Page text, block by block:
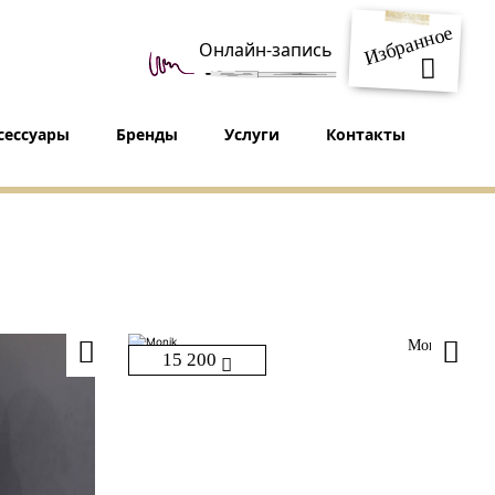
Избранное
Онлайн-запись
Бренды Услуги Контакты
15 200
Monik